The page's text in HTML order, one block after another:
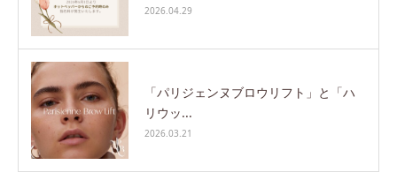
2026.04.29
「パリジェンヌブロウリフト」と「ハ
リウッ...
2026.03.21